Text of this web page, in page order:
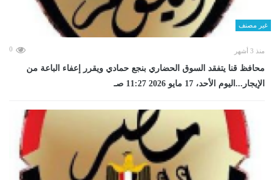
غير مصنف
منذ 3 أشهر 0
محافظ قنا يتفقد السوق الحضاري بنجع حمادي ويقرر إعفاء الباعة من
الإيجار...اليوم الأحد، 17 مايو 2026 11:27 صـ